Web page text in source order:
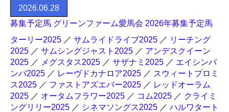
2026.06.28
募集予定馬 グリーンファーム愛馬会 2026年募集予定馬
ターリー2025 ／ サムライドライブ2025 ／ リーチング
2025 ／ サムシングジャスト2025 ／ アンデスクイーン
2025 ／ メグスタス2025 ／ サザナミ2025 ／ エイシンバ
ンバ2025 ／ レーヴドカナロア2025 ／ スウィートプロミ
ス2025 ／ ファストアズエバー2025 ／ レッドオーラム
2025 ／ オータムフラワー2025 ／ コム2025 ／ クライミ
ングリリー2025 ／ シネマソングス2025 ／ ハルワタート